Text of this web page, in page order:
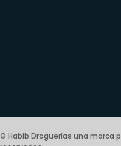
© Habib Droguerías una marca